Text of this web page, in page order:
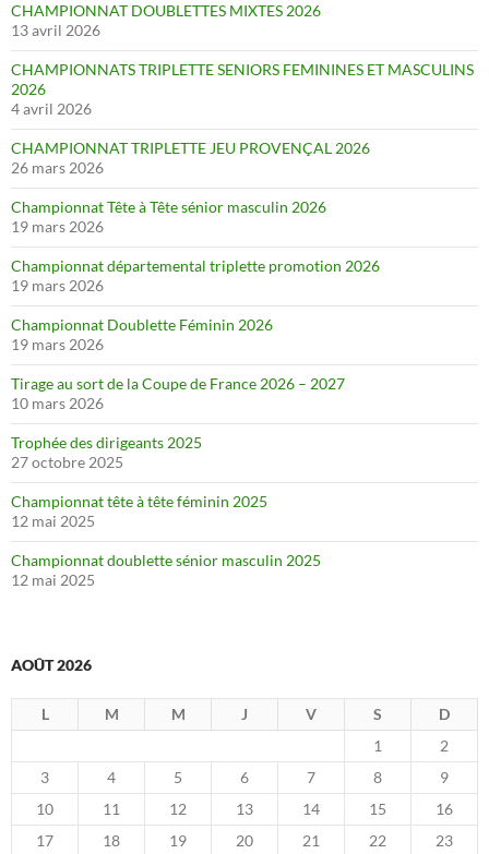
CHAMPIONNAT DOUBLETTES MIXTES 2026
13 avril 2026
CHAMPIONNATS TRIPLETTE SENIORS FEMININES ET MASCULINS
2026
4 avril 2026
CHAMPIONNAT TRIPLETTE JEU PROVENÇAL 2026
26 mars 2026
Championnat Tête à Tête sénior masculin 2026
19 mars 2026
Championnat départemental triplette promotion 2026
19 mars 2026
Championnat Doublette Féminin 2026
19 mars 2026
Tirage au sort de la Coupe de France 2026 – 2027
10 mars 2026
Trophée des dirigeants 2025
27 octobre 2025
Championnat tête à tête féminin 2025
12 mai 2025
Championnat doublette sénior masculin 2025
12 mai 2025
AOÛT 2026
L M M J V S
D
1
2
3
4 5 6 7 8
9
10
11 12 13 14 15
16
17
18 19 20 21 22 23